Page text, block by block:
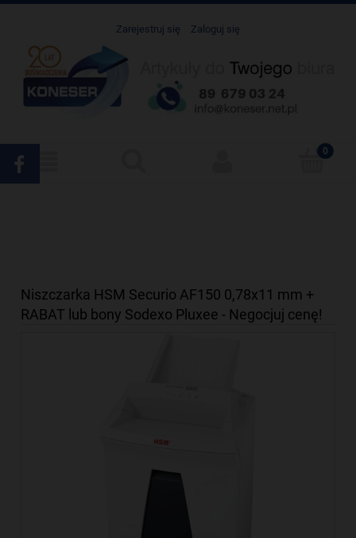
Zarejestruj się Zaloguj się
Niszczarka HSM Securio AF150 0,78x11 mm +
RABAT lub bony Sodexo Pluxee - Negocjuj cenę!